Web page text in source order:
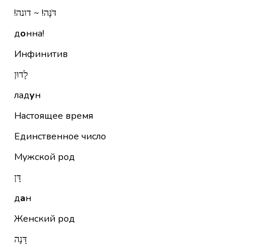
דֹּנָּה!‏ ~ דונה!‏
донна!
Инфинитив
לָדוּן
ладун
Настоящее время
Единственное число
Мужской род
דָּן
дан
Женский род
דָּנָה